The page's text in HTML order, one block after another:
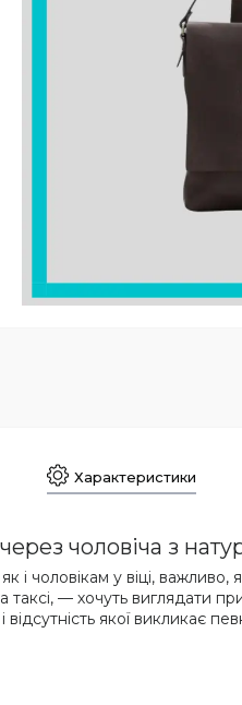
Характеристики
чоловіча з
і чоловікам у віці,
таксі, — хочуть виглядати
відсутність якої викликає